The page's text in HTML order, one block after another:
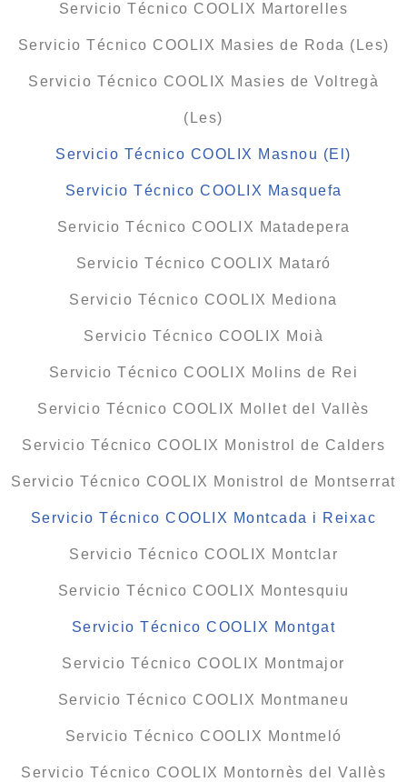
Servicio Técnico COOLIX Martorelles
Servicio Técnico COOLIX Masies de Roda (Les)
Servicio Técnico COOLIX Masies de Voltregà
(Les)
Servicio Técnico COOLIX Masnou (El)
Servicio Técnico COOLIX Masquefa
Servicio Técnico COOLIX Matadepera
Servicio Técnico COOLIX Mataró
Servicio Técnico COOLIX Mediona
Servicio Técnico COOLIX Moià
Servicio Técnico COOLIX Molins de Rei
Servicio Técnico COOLIX Mollet del Vallès
Servicio Técnico COOLIX Monistrol de Calders
Servicio Técnico COOLIX Monistrol de Montserrat
Servicio Técnico COOLIX Montcada i Reixac
Servicio Técnico COOLIX Montclar
Servicio Técnico COOLIX Montesquiu
Servicio Técnico COOLIX Montgat
Servicio Técnico COOLIX Montmajor
Servicio Técnico COOLIX Montmaneu
Servicio Técnico COOLIX Montmeló
Servicio Técnico COOLIX Montornès del Vallès